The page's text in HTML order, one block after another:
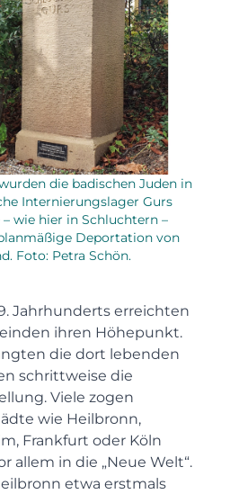
Jahrhunderts erreichten
ihren Höhepunkt.
die dort lebenden
schrittweise die
Viele zogen
wie Heilbronn,
Frankfurt oder Köln
allem in die „Neue Welt“.
etwa erstmals
die badischen Juden in
Internierungslager Gurs
wie hier in Schluchtern –
Deportation von
Foto: Petra Schön.